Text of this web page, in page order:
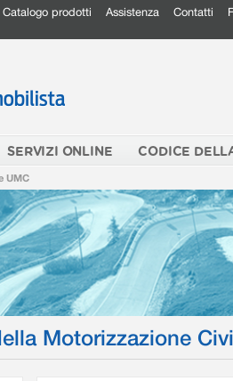
Catalogo prodotti Assistenza Contatti
SERVIZI ONLINE CODICE
UMC
Motorizzazione